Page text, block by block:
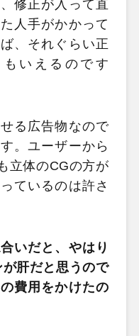
修正が入って直
人手がかかって
、それぐらい正
いえるのです
る広告物なので
。ユーザーから
立体のCGの方が
ているのは許さ
いだと、やはり
肝だと思うので
費用をかけたの